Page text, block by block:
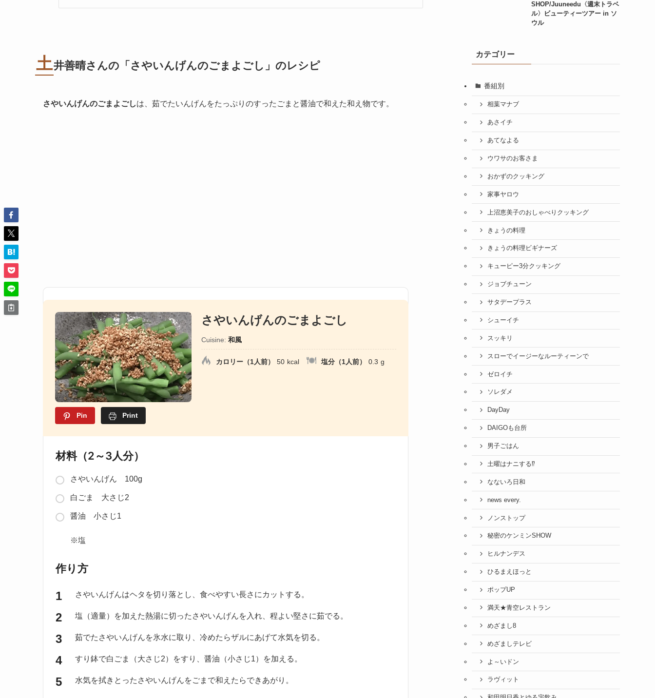
土井善晴さんの「さやいんげんのごまよごし」のレシピ
さやいんげんのごまよごしは、茹でたいんげんをたっぷりのすったごまと醤油で和えた和え物です。
Pin Print
さやいんげんのごまよごし
Cuisine: 和風
カロリー（1人前） 50 kcal 塩分（1人前） 0.3 g
材料（2～3人分）
さやいんげん 100g
白ごま 大さじ2
醤油 小さじ1
※塩
作り方
さやいんげんはヘタを切り落とし、食べやすい長さにカットする。
塩（適量）を加えた熱湯に切ったさやいんげんを入れ、程よい堅さに茹でる。
茹でたさやいんげんを氷水に取り、冷めたらザルにあげて水気を切る。
すり鉢で白ごま（大さじ2）をすり、醤油（小さじ1）を加える。
水気を拭きとったさやいんげんをごまで和えたらできあがり。
SHOP/Juuneedu〈週末トラベ
ル〉ビューティーツアー in ソ
ウル
カテゴリー
番組別
相葉マナブ
あさイチ
あてなよる
ウワサのお客さま
おかずのクッキング
家事ヤロウ
上沼恵美子のおしゃべりクッキング
きょうの料理
きょうの料理ビギナーズ
キューピー3分クッキング
ジョブチューン
サタデープラス
シューイチ
スッキリ
スローでイージーなルーティーンで
ゼロイチ
ソレダメ
DayDay
DAIGOも台所
男子ごはん
土曜はナニする⁉
なないろ日和
news every.
ノンストップ
秘密のケンミンSHOW
ヒルナンデス
ひるまえほっと
ポップUP
満天★青空レストラン
めざまし8
めざましテレビ
よ～いドン
ラヴィット